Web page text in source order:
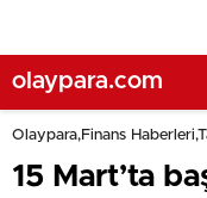
olaypara.com
Olaypara,Finans
15 Mart’ta